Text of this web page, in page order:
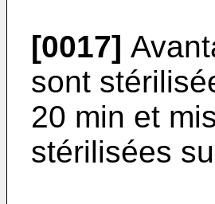
[0017]
sont
20 min et
stérilisées